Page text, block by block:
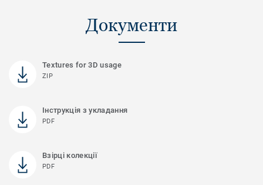
Документи
Textures for 3D usage
ZIP
Інструкція з укладання
PDF
Взірці колекції
PDF